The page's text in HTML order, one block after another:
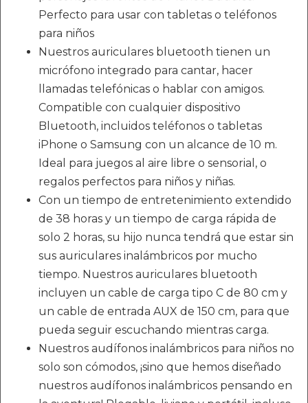
Perfecto para usar con tabletas o teléfonos
para niños
Nuestros auriculares bluetooth tienen un
micrófono integrado para cantar, hacer
llamadas telefónicas o hablar con amigos.
Compatible con cualquier dispositivo
Bluetooth, incluidos teléfonos o tabletas
iPhone o Samsung con un alcance de 10 m.
Ideal para juegos al aire libre o sensorial, o
regalos perfectos para niños y niñas.
Con un tiempo de entretenimiento extendido
de 38 horas y un tiempo de carga rápida de
solo 2 horas, su hijo nunca tendrá que estar sin
sus auriculares inalámbricos por mucho
tiempo. Nuestros auriculares bluetooth
incluyen un cable de carga tipo C de 80 cm y
un cable de entrada AUX de 150 cm, para que
pueda seguir escuchando mientras carga.
Nuestros audífonos inalámbricos para niños no
solo son cómodos, ¡sino que hemos diseñado
nuestros audífonos inalámbricos pensando en